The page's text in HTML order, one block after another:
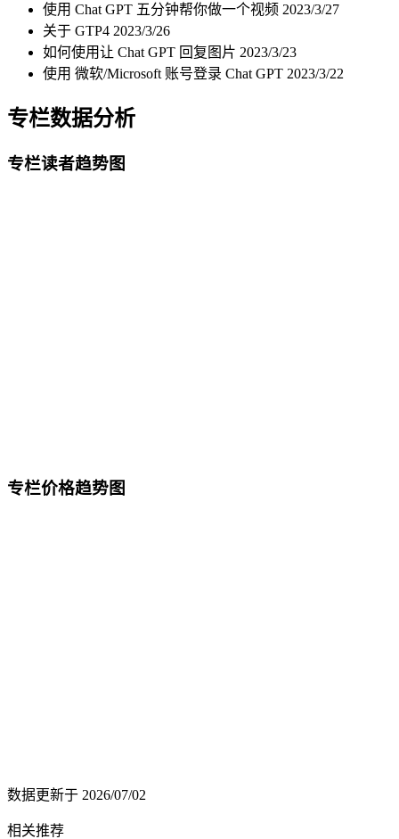
使用 Chat GPT 五分钟帮你做一个视频 2023/3/27
关于 GTP4 2023/3/26
如何使用让 Chat GPT 回复图片 2023/3/23
使用 微软/Microsoft 账号登录 Chat GPT 2023/3/22
专栏数据分析
专栏读者趋势图
专栏价格趋势图
数据更新于 2026/07/02
相关推荐